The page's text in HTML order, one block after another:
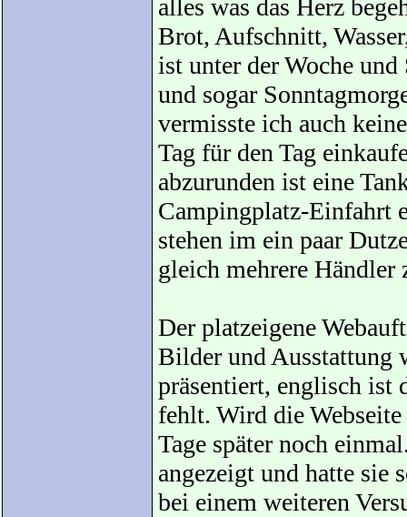
alles was das Herz
Brot, Aufschnitt,
ist unter der Woche
und sogar
vermisste ich auch
Tag für den Tag
abzurunden ist eine
Campingplatz-Einfahrt
stehen im ein paar
gleich mehrere Händler
Der platzeigene
Bilder und Ausstattung
präsentiert, englisch ist
fehlt. Wird die
Tage später noch
angezeigt und hatte sie
bei einem weiteren